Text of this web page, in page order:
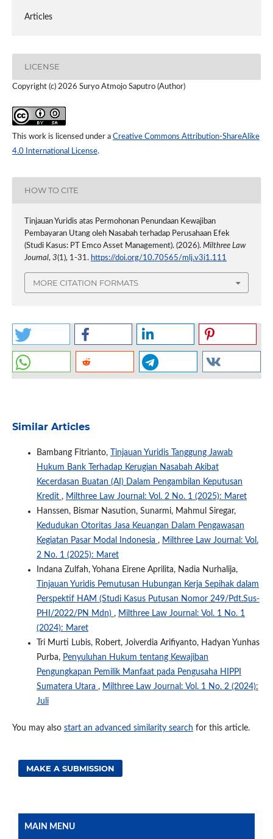
Articles
LICENSE
Copyright (c) 2026 Suryo Atmojo Saputro (Author)
This work is licensed under a Creative Commons Attribution-ShareAlike
4.0 International License.
HOW TO CITE
Tinjauan Yuridis atas Permohonan Penundaan Kewajiban
Pembayaran Utang oleh Nasabah terhadap Perusahaan Efek
(Studi Kasus: PT Emco Asset Management). (2026). Milthree Law
Journal, 3(1), 1-31. https://doi.org/10.70565/mlj.v3i1.111
MORE CITATION FORMATS
Similar Articles
Bambang Fitrianto,
Tinjauan Yuridis Tanggung Jawab
Hukum Bank Terhadap Kerugian Nasabah Akibat
Kecerdasan Buatan (AI) Dalam Pengambilan Keputusan
Kredit , Milthree Law Journal: Vol. 2 No. 1 (2025): Maret
Hanssen, Bismar Nasution, Sunarmi, Mahmul Siregar,
Kedudukan Otoritas Jasa Keuangan Dalam Pengawasan
Kegiatan Pasar Modal Indonesia , Milthree Law Journal: Vol.
2 No. 1 (2025): Maret
Indana Zulfah, Yohana Eirene Aprilita, Nadia Nurhalija,
Tinjauan Yuridis Pemutusan Hubungan Kerja Sepihak dalam
Perspektif HAM (Studi Kasus Putusan Nomor 249/Pdt.Sus-
PHI/2022/PN Mdn) , Milthree Law Journal: Vol. 1 No. 1
(2024): Maret
Tri Murti Lubis, Robert, Joiverdia Arifiyanto, Hadyan Yunhas
Purba, Penyuluhan Hukum tentang Kewajiban
Pengungkapan Pemilik Manfaat pada Pengusaha HIPPI
Sumatera Utara , Milthree Law Journal: Vol. 1 No. 2 (2024):
Juli
You may also start an advanced similarity search for this article.
MAKE A SUBMISSION
MAIN MENU